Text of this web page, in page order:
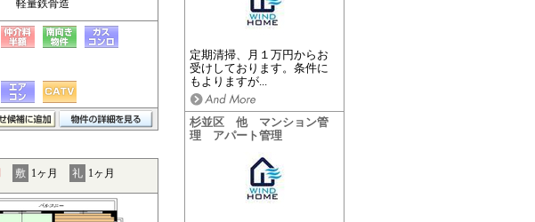
定期清掃、月１万円からお
受けしております。条件に
もよりますが...
杉並区 他 マンション管
理 アパート管理
軽量鉄骨造
敷 1ヶ月 礼 1ヶ月